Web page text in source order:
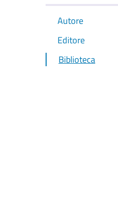
Autore
Editore
Biblioteca